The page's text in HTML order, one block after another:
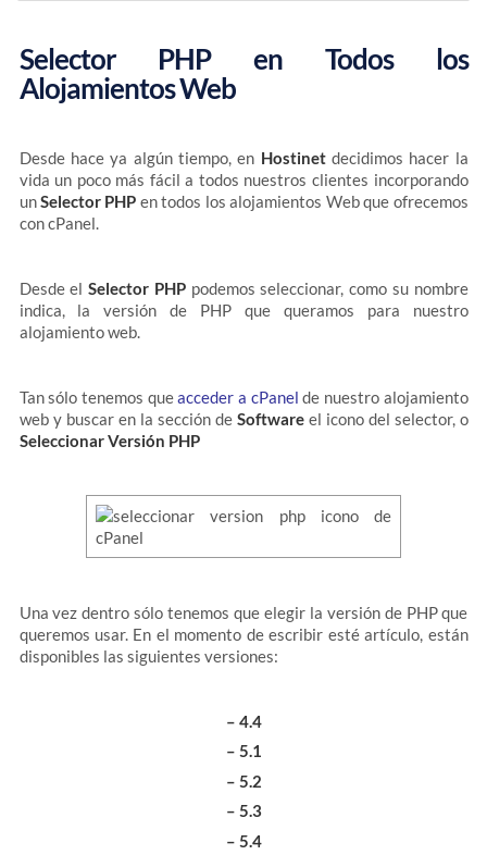
Selector PHP en Todos los
Alojamientos Web
Desde hace ya algún tiempo, en Hostinetdecidimos hacer la
vida un poco más fácil a todos nuestros clientes incorporando
unSelector PHP en todos los alojamientos Web que ofrecemos
con cPanel.
Desde el Selector PHPpodemos seleccionar, como su nombre
indica, la versión de PHP que queramos para nuestro
alojamiento web.
Tan sólo tenemos queacceder a cPanel de nuestro alojamiento
web y buscar en la sección de Softwareel icono del selector, o
Seleccionar Versión PHP
Una vez dentro sólo tenemos que elegir la versión de PHP que
queremos usar. En el momento de escribir esté artículo, están
disponibles las siguientes versiones:
– 4.4
– 5.1
– 5.2
– 5.3
– 5.4